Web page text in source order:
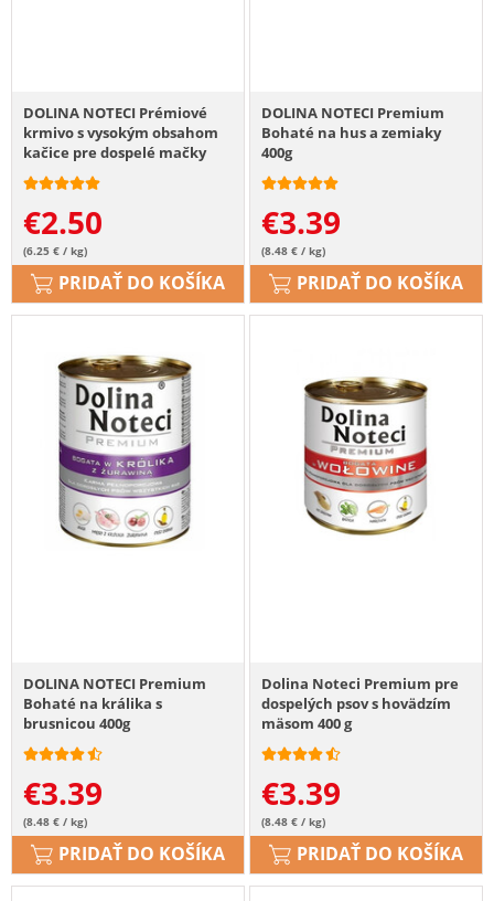
DOLINA NOTECI Prémiové
krmivo s vysokým obsahom
kačice pre dospelé mačky
400 g
€2.50
(6.25 € / kg)
PRIDAŤ DO KOŠÍKA
DOLINA NOTECI Premium
Bohaté na hus a zemiaky
400g
€3.39
(8.48 € / kg)
PRIDAŤ DO KOŠÍKA
DOLINA NOTECI Premium
Bohaté na králika s
brusnicou 400g
€3.39
(8.48 € / kg)
PRIDAŤ DO KOŠÍKA
Dolina Noteci Premium pre
dospelých psov s hovädzím
mäsom 400 g
€3.39
(8.48 € / kg)
PRIDAŤ DO KOŠÍKA